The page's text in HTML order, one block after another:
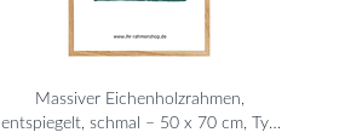
Massiver Eichenholzrahmen,
entspiegelt, schmal – 50 x 70 cm, Typ